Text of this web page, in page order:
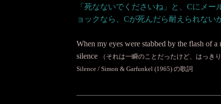
「死なないでくださいね」と、Cにメ
ョックなら、Cが死んだら耐えられない
When my eyes were stabbed by the flash of
silence
（それは一瞬のことだったけど、はっき
Silence / Simon & Garfunkel (1965) の歌詞